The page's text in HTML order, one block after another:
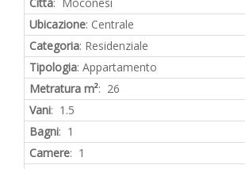
Ubicazione: Centrale
Categoria: Residenziale
Tipologia: Appartamento
Metratura m²: 26
Vani: 1.5
Bagni: 1
Camere: 1